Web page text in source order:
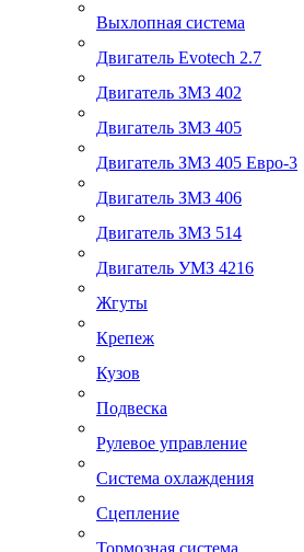
Выхлопная система
Двигатель Evotech 2.7
Двигатель ЗМЗ 402
Двигатель ЗМЗ 405
Двигатель ЗМЗ 405 Евро-3
Двигатель ЗМЗ 406
Двигатель ЗМЗ 514
Двигатель УМЗ 4216
Жгуты
Крепеж
Кузов
Подвеска
Рулевое управление
Система охлаждения
Сцепление
Тормозная система